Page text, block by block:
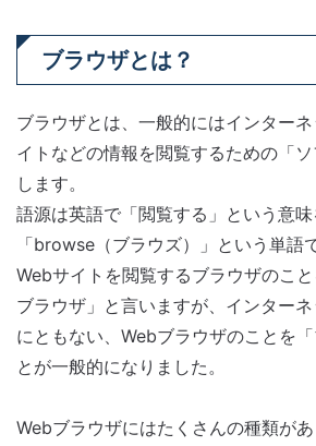
ブラウザとは？
ブラウザとは、一般的にはインター
イトなどの情報を閲覧するための「
します。
語源は英語で「閲覧する」という意
「browse（ブラウズ）」という単語
Webサイトを閲覧するブラウザのこ
ブラウザ」と言いますが、インター
にともない、Webブラウザのことを
とが一般的になりました。
Webブラウザにはたくさんの種類が